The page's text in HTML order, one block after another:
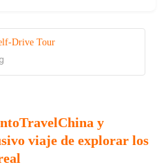
Drive Tour
y
viaje de explorar los